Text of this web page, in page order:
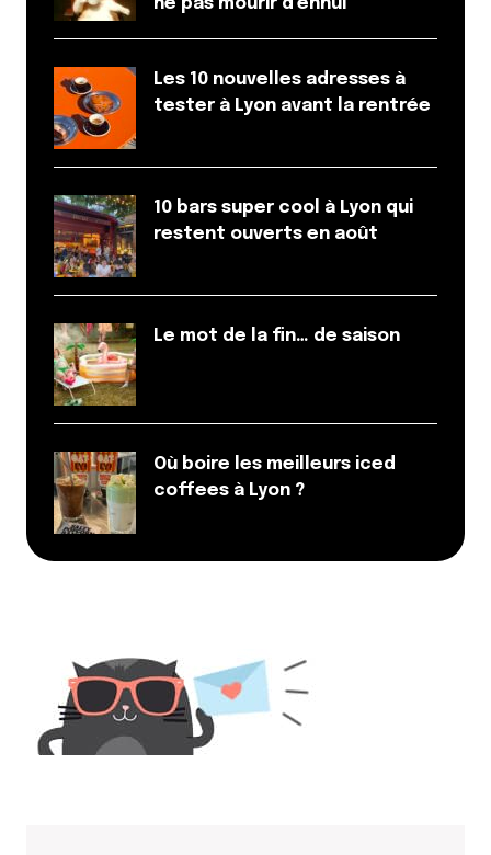
Merci pour le debrief de survie : toujours utile !
Bonne fête des lumières à vous tous.
Drfox
4 décembre 2014 à 22 h 38 min
Répondre
alors bravo pour l’idée du cocktail Suze , j’ai
et servi avec enthousiasme en plus
CL@UDE
7 décembre 2014 à 0 h 00 min
Répondre
Et le plan d’accès à la place des Terreaux, ça ne
serait pas du luxe
République, sinon rien!
Pour se reposer un petit coup, je conseille la place
Stéphane
8 décembre 2014 à 21 h 20 min
Répondre
Votre adresse e-mail ne sera pas publiée.
ne pas mourir d’ennui
Les 10 nouvelles adresses à
tester à Lyon avant la rentrée
10 bars super cool à Lyon qui
restent ouverts en août
Le mot de la fin… de saison
Où boire les meilleurs iced
coffees à Lyon ?